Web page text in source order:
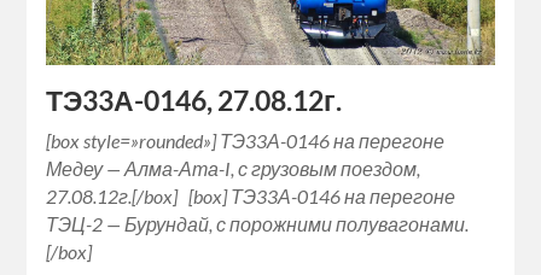
ТЭ33А-0146, 27.08.12г.
[box style=»rounded»] ТЭ33А-0146 на перегоне
Медеу — Алма-Ата-I, с грузовым поездом,
27.08.12г.[/box] [box] ТЭ33А-0146 на перегоне
ТЭЦ-2 — Бурундай, с порожними полувагонами.
[/box]